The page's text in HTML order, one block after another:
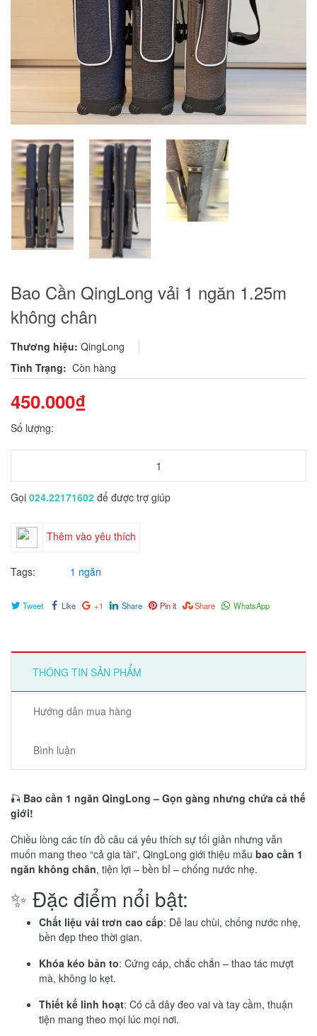
Bao Cần QingLong vải 1 ngăn 1.25m
không chân
Thương hiệu: QingLong
Tình Trạng: Còn hàng
450.000₫
Số lượng:
Gọi 024.22171602 để được trợ giúp
Thêm vào yêu thích
Tags: 1 ngăn
Tweet Like +1 Share Pin it Share WhatsApp
THÔNG TIN SẢN PHẨM
Hướng dẫn mua hàng
Bình luận
🎣 Bao cần 1 ngăn QingLong – Gọn gàng nhưng chứa cả thế
giới!
Chiều lòng các tín đồ câu cá yêu thích sự tối giản nhưng vẫn
muốn mang theo “cả gia tài”, QingLong giới thiệu mẫu bao cần 1
ngăn không chân, tiện lợi – bền bỉ – chống nước nhẹ.
✨ Đặc điểm nổi bật:
Chất liệu vải trơn cao cấp: Dễ lau chùi, chống nước nhẹ,
bền đẹp theo thời gian.
Khóa kéo bản to: Cứng cáp, chắc chắn – thao tác mượt
mà, không lo kẹt.
Thiết kế linh hoạt: Có cả dây đeo vai và tay cầm, thuận
tiện mang theo mọi lúc mọi nơi.